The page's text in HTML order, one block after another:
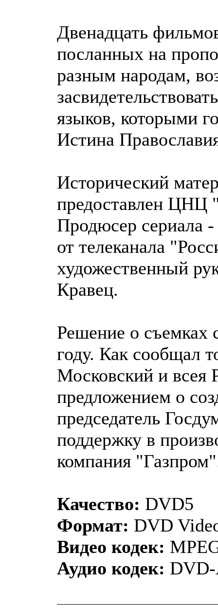
Двенадцать
посланных на
разным народам,
языков, которыми
Истина
Исторический
предоставлен ЦНЦ
Продюсер сериала
от телеканала
художественный
Кравец.
Решение о съемках
году. Как сообщал
Московский и всея
предложением о
председатель
поддержку в
компания
Качество: DVD5
Формат: DVD
Видео кодек:
Аудио кодек: